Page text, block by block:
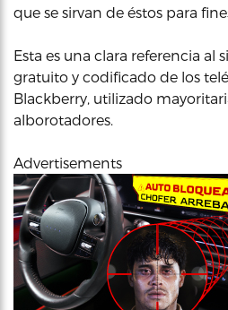
que se sirvan de éstos para
Esta es una clara referencia al
gratuito y codificado de los
Blackberry, utilizado
alborotadores.
Advertisements